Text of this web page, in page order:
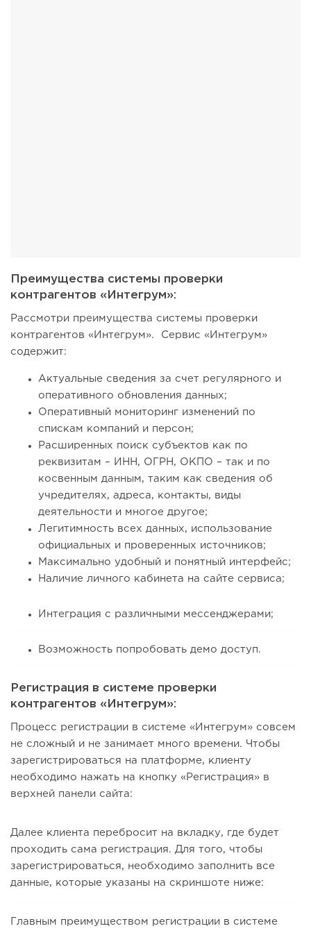
Преимущества системы проверки
контрагентов «Интегрум»:
Рассмотри преимущества системы проверки
контрагентов «Интегрум». Сервис «Интегрум»
содержит:
Актуальные сведения за счет регулярного и
оперативного обновления данных;
Оперативный мониторинг изменений по
спискам компаний и персон;
Расширенных поиск субъектов как по
реквизитам – ИНН, ОГРН, ОКПО – так и по
косвенным данным, таким как сведения об
учредителях, адреса, контакты, виды
деятельности и многое другое;
Легитимность всех данных, использование
официальных и проверенных источников;
Максимально удобный и понятный интерфейс;
Наличие личного кабинета на сайте сервиса;
Интеграция с различными мессенджерами;
Возможность попробовать демо доступ.
Регистрация в системе проверки
контрагентов «Интегрум»:
Процесс регистрации в системе «Интегрум» совсем
не сложный и не занимает много времени. Чтобы
зарегистрироваться на платформе, клиенту
необходимо нажать на кнопку «Регистрация» в
верхней панели сайта:
Далее клиента перебросит на вкладку, где будет
проходить сама регистрация. Для того, чтобы
зарегистрироваться, необходимо заполнить все
данные, которые указаны на скриншоте ниже:
Главным преимуществом регистрации в системе